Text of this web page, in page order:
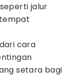
jalur
cara
setara bagi